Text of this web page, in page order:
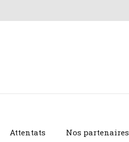
Attentats Nos partenaires